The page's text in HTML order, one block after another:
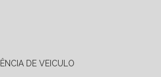
DE VEICULO